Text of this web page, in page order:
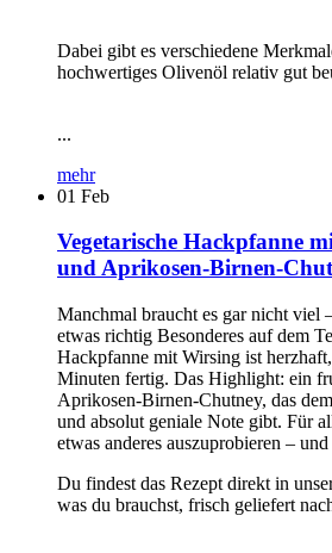
Dabei gibt es verschiedene
hochwertiges Olivenöl relativ gut
...
mehr
01 Feb
Vegetarische Hackpfanne
und Aprikosen-Birnen-
Manchmal braucht es gar nicht viel
etwas richtig Besonderes auf dem
Hackpfanne mit Wirsing ist
Minuten fertig. Das Highlight: ein
Aprikosen-Birnen-Chutney, das
und absolut geniale Note gibt. Für
etwas anderes auszuprobieren –
Du findest das Rezept direkt in
was du brauchst, frisch geliefert